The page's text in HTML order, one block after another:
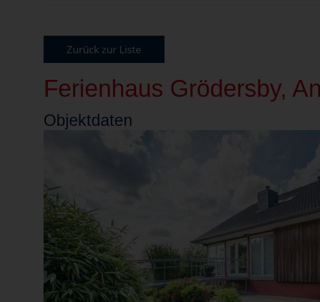
Zurück zur Liste
Ferienhaus Grödersby,
Objektdaten